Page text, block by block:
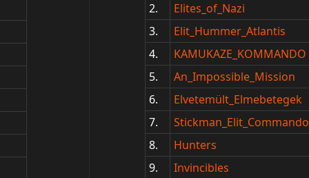
2.
Elites_of_Nazi
3.
Elit_Hummer_Atlantis
4.
KAMUKAZE_KOMMANDO
5.
An_Impossible_Mission
6.
Elvetemült_Elmebetegek
7.
Stickman_Elit_Commando
8.
Hunters
9.
Invincibles